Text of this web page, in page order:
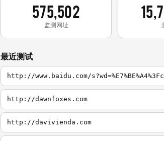
575,502
监测网址
最近测试
http://www.baidu.com/
http://dawnfoxes.com
http://davivienda.com